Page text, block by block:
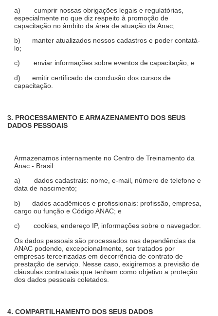
a) cumprir nossas obrigações legais e regulatórias,
especialmente no que diz respeito à promoção de
capacitação no âmbito da área de atuação da Anac;
b) manter atualizados nossos cadastros e poder contatá-
lo;
c) enviar informações sobre eventos de capacitação; e
d) emitir certificado de conclusão dos cursos de
capacitação.
3. PROCESSAMENTO E ARMAZENAMENTO DOS SEUS
DADOS PESSOAIS
Armazenamos internamente no Centro de Treinamento da
Anac - Brasil:
a) dados cadastrais: nome, e-mail, número de telefone e
data de nascimento;
b) dados acadêmicos e profissionais: profissão, empresa,
cargo ou função e Código ANAC; e
c) cookies, endereço IP, informações sobre o navegador.
Os dados pessoais são processados nas dependências da
ANAC podendo, excepcionalmente, ser tratados por
empresas terceirizadas em decorrência de contrato de
prestação de serviço. Nesse caso, exigiremos a previsão de
cláusulas contratuais que tenham como objetivo a proteção
dos dados pessoais coletados.
4. COMPARTILHAMENTO DOS SEUS DADOS